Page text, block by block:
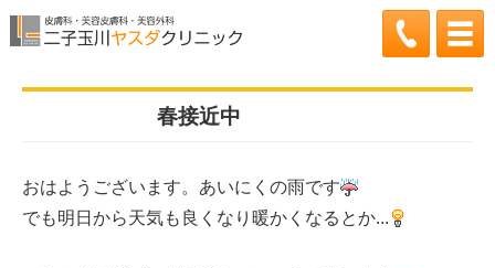
春接近中
おはようございます。あいにくの雨です
でも明日から天気も良くなり暖かくなるとか...